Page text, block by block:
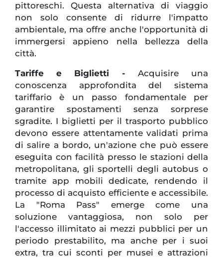
pittoreschi. Questa alternativa di viaggio
non solo consente di ridurre l'impatto
ambientale, ma offre anche l'opportunità di
immergersi appieno nella bellezza della
città.
Tariffe e Biglietti - Acquisire una
conoscenza approfondita del sistema
tariffario è un passo fondamentale per
garantire spostamenti senza sorprese
sgradite. I biglietti per il trasporto pubblico
devono essere attentamente validati prima
di salire a bordo, un'azione che può essere
eseguita con facilità presso le stazioni della
metropolitana, gli sportelli degli autobus o
tramite app mobili dedicate, rendendo il
processo di acquisto efficiente e accessibile.
La "Roma Pass" emerge come una
soluzione vantaggiosa, non solo per
l'accesso illimitato ai mezzi pubblici per un
periodo prestabilito, ma anche per i suoi
extra, tra cui sconti per musei e attrazioni